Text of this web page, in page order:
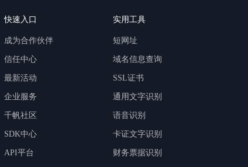
快速入口
成为合作伙伴
信任中心
最新活动
企业服务
千帆社区
SDK中心
API平台
实用工具
短网址
域名信息查询
SSL证书
通用文字识别
语音识别
卡证文字识别
财务票据识别